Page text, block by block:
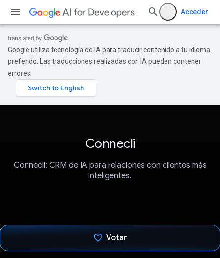
Acceder
Google utiliza tecnología de IA para traducir contenido a tu idioma
preferido. Las traducciones realizadas con IA pueden contener
errores.
Connecli
Connecli: CRM de IA para relaciones con clientes más
inteligentes.
Votar